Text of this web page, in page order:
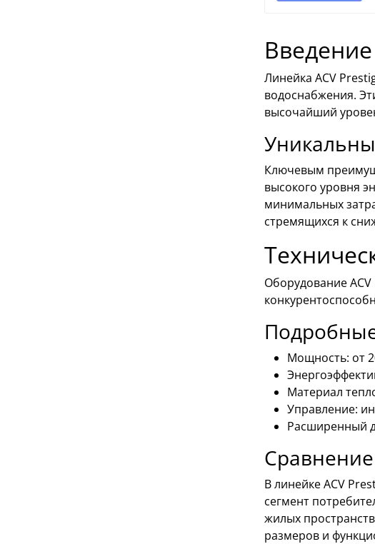
Линейка ACV
водоснабжения.
высочайший
Ключевым
высокого уровня
минимальных
стремящихся к
Оборудование
Мощность: от
Материал
Управление:
Расширенный
В линейке ACV
сегмент
жилых
размеров и